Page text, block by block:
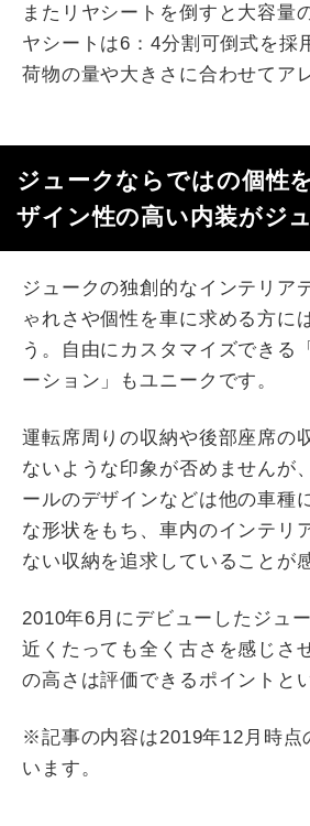
またリヤシートを倒すと大容量
ヤシートは6：4分割可倒式を採
荷物の量や大きさに合わせてア
ジュークならではの個性
ザイン性の高い内装がジ
ジュークの独創的なインテリア
ゃれさや個性を車に求める方に
う。自由にカスタマイズできる
ーション」もユニークです。
運転席周りの収納や後部座席の
ないような印象が否めませんが
ールのデザインなどは他の車種
な形状をもち、車内のインテリ
ない収納を追求していることが
2010年6月にデビューしたジュ
近くたっても全く古さを感じさ
の高さは評価できるポイントと
※記事の内容は2019年12月時点
います。